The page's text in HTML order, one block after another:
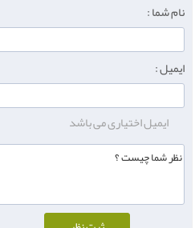
نام شما :
ایمیل :
ایمیل اختیاری می باشد